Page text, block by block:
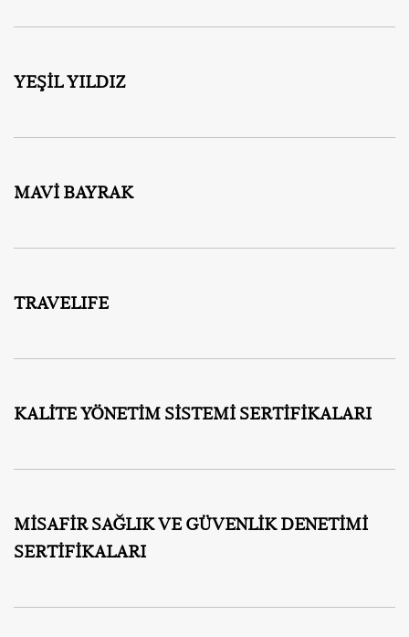
YEŞİL YILDIZ
MAVİ BAYRAK
TRAVELIFE
KALİTE YÖNETİM SİSTEMİ SERTİFİKALARI
MİSAFİR SAĞLIK VE GÜVENLİK DENETİMİ
SERTİFİKALARI